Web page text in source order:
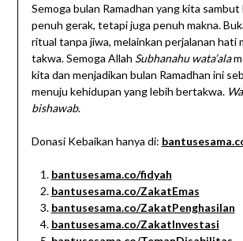
Semoga bulan Ramadhan yang kita sambut
penuh gerak, tetapi juga penuh makna.
ritual tanpa jiwa, melainkan perjalanan hati
takwa. Semoga Allah Subhanahu wata’ala
kita dan menjadikan bulan Ramadhan ini
menuju kehidupan yang lebih bertakwa.
bishawab.
Donasi Kebaikan hanya di:
bantusesama.co/fidyah
bantusesama.co/ZakatEmas
bantusesama.co/ZakatPenghasilan
bantusesama.co/ZakatInvestasi